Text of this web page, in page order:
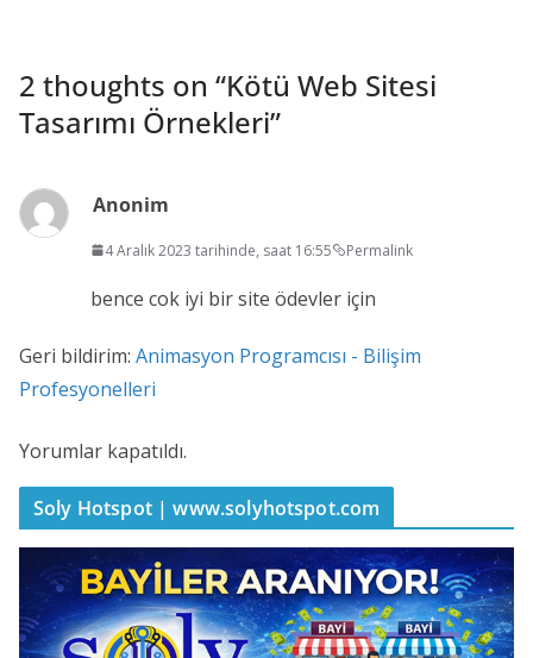
2 thoughts on “Kötü Web Sitesi
Tasarımı Örnekleri”
Anonim
4 Aralık 2023 tarihinde, saat 16:55 Permalink
bence cok iyi bir site ödevler için
Geri bildirim: Animasyon Programcısı - Bilişim
Profesyonelleri
Yorumlar kapatıldı.
Soly Hotspot | www.solyhotspot.com